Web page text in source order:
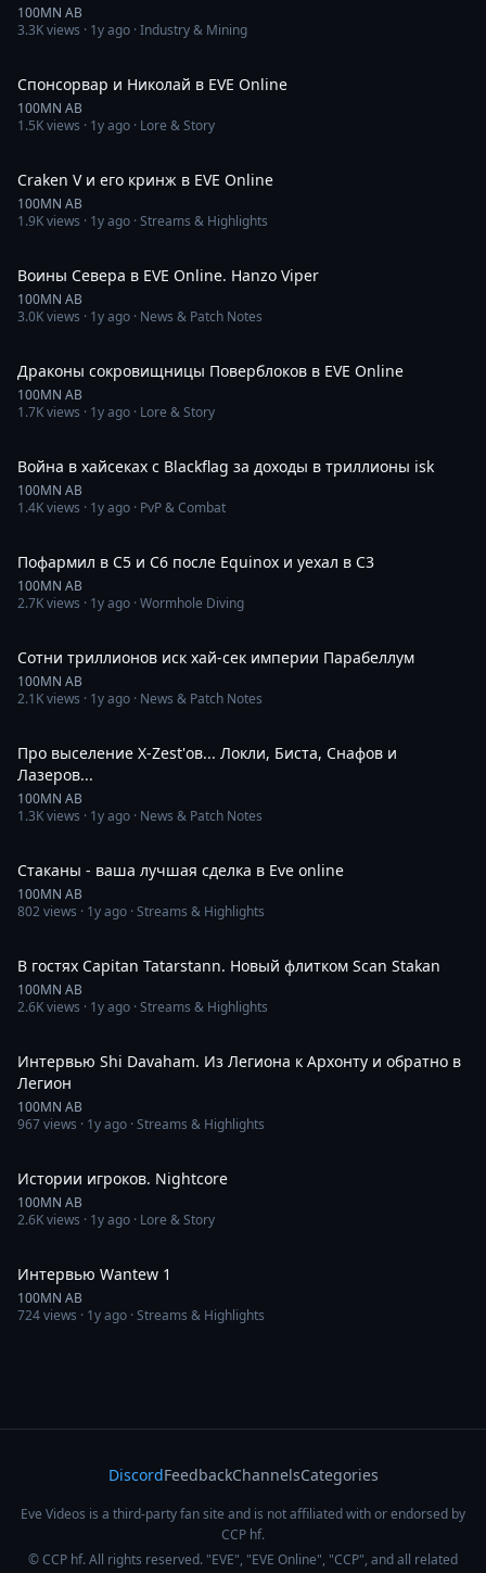
100MN AB
3.3Kviews · 1y ago · Industry & Mining
Спонсорвар и Николай в EVE Online
100MN AB
1.5Kviews · 1y ago · Lore & Story
Craken V и его кринж в EVE Online
100MN AB
1.9Kviews · 1y ago · Streams & Highlights
Воины Севера в EVE Online. Hanzo Viper
100MN AB
3.0Kviews · 1y ago · News & Patch Notes
Драконы сокровищницы Поверблоков в EVE Online
100MN AB
1.7Kviews · 1y ago · Lore & Story
Война в хайсеках с Blackflag за доходы в триллионы isk
100MN AB
1.4Kviews · 1y ago · PvP & Combat
Пофармил в С5 и С6 после Equinox и уехал в С3
100MN AB
2.7Kviews · 1y ago · Wormhole Diving
Сотни триллионов иск хай-сек империи Парабеллум
100MN AB
2.1Kviews · 1y ago · News & Patch Notes
Про выселение X-Zest'ов... Локли, Биста, Снафов и
Лазеров...
100MN AB
1.3Kviews · 1y ago · News & Patch Notes
Стаканы - ваша лучшая сделка в Eve online
100MN AB
802views · 1y ago · Streams & Highlights
В гостях Capitan Tatarstann. Новый флитком Scan Stakan
100MN AB
2.6Kviews · 1y ago · Streams & Highlights
Интервью Shi Davaham. Из Легиона к Архонту и обратно в
Легион
100MN AB
967views · 1y ago · Streams & Highlights
Истории игроков. Nightcore
100MN AB
2.6Kviews · 1y ago · Lore & Story
Интервью Wantew 1
100MN AB
724views · 1y ago · Streams & Highlights
DiscordFeedbackChannelsCategories
Eve Videos is a third-party fan site and is not affiliated with or endorsed by
CCP hf.
© CCP hf. All rights reserved. "EVE", "EVE Online", "CCP", and all related